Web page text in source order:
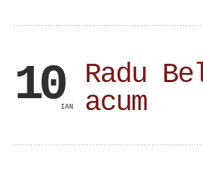
10IAN
Radu
acum